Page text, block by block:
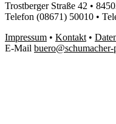
Trostberger Straße 42 •
Telefon (08671) 50010 •
Impressum • Kontakt•
E-Mail